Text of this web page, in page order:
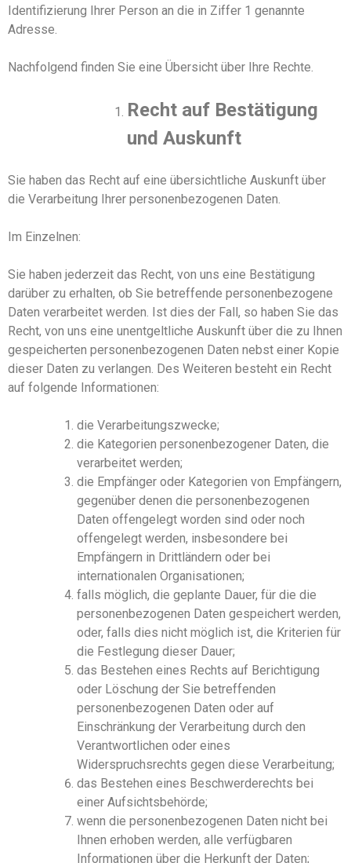
Identifizierung Ihrer Person an die in Ziffer 1 genannte
Adresse.
Nachfolgend finden Sie eine Übersicht über Ihre Rechte.
Recht auf Bestätigung
und Auskunft
Sie haben das Recht auf eine übersichtliche Auskunft über
die Verarbeitung Ihrer personenbezogenen Daten.
Im Einzelnen:
Sie haben jederzeit das Recht, von uns eine Bestätigung
darüber zu erhalten, ob Sie betreffende personenbezogene
Daten verarbeitet werden. Ist dies der Fall, so haben Sie das
Recht, von uns eine unentgeltliche Auskunft über die zu Ihnen
gespeicherten personenbezogenen Daten nebst einer Kopie
dieser Daten zu verlangen. Des Weiteren besteht ein Recht
auf folgende Informationen:
die Verarbeitungszwecke;
die Kategorien personenbezogener Daten, die
verarbeitet werden;
die Empfänger oder Kategorien von Empfängern,
gegenüber denen die personenbezogenen
Daten offengelegt worden sind oder noch
offengelegt werden, insbesondere bei
Empfängern in Drittländern oder bei
internationalen Organisationen;
falls möglich, die geplante Dauer, für die die
personenbezogenen Daten gespeichert werden,
oder, falls dies nicht möglich ist, die Kriterien für
die Festlegung dieser Dauer;
das Bestehen eines Rechts auf Berichtigung
oder Löschung der Sie betreffenden
personenbezogenen Daten oder auf
Einschränkung der Verarbeitung durch den
Verantwortlichen oder eines
Widerspruchsrechts gegen diese Verarbeitung;
das Bestehen eines Beschwerderechts bei
einer Aufsichtsbehörde;
wenn die personenbezogenen Daten nicht bei
Ihnen erhoben werden, alle verfügbaren
Informationen über die Herkunft der Daten;